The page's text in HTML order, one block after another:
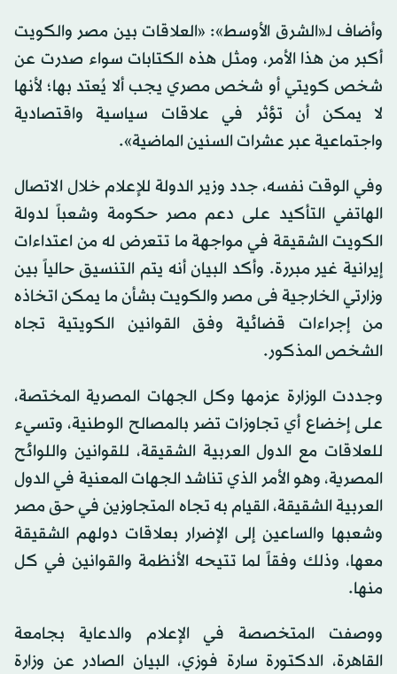
وأضاف لـ«الشرق الأوسط»: «العلاقات بين مصر والكويت
أكبر من هذا الأمر، ومثل هذه الكتابات سواء صدرت عن
شخص كويتي أو شخص مصري يجب ألا يُعتد بها؛ لأنها
لا يمكن أن تؤثر في علاقات سياسية واقتصادية
واجتماعية عبر عشرات السنين الماضية».
وفي الوقت نفسه، جدد وزير الدولة للإعلام خلال الاتصال
الهاتفي التأكيد على دعم مصر حكومة وشعباً لدولة
الكويت الشقيقة في مواجهة ما تتعرض له من اعتداءات
إيرانية غير مبررة. وأكد البيان أنه يتم التنسيق حالياً بين
وزارتي الخارجية فى مصر والكويت بشأن ما يمكن اتخاذه
من إجراءات قضائية وفق القوانين الكويتية تجاه
الشخص المذكور.
وجددت الوزارة عزمها وكل الجهات المصرية المختصة،
على إخضاع أي تجاوزات تضر بالمصالح الوطنية، وتسيء
للعلاقات مع الدول العربية الشقيقة، للقوانين واللوائح
المصرية، وهو الأمر الذي تناشد الجهات المعنية في الدول
العربية الشقيقة، القيام به تجاه المتجاوزين في حق مصر
وشعبها والساعين إلى الإضرار بعلاقات دولهم الشقيقة
معها، وذلك وفقاً لما تتيحه الأنظمة والقوانين في كل
منها.
ووصفت المتخصصة في الإعلام والدعاية بجامعة
القاهرة، الدكتورة سارة فوزي، البيان الصادر عن وزارة